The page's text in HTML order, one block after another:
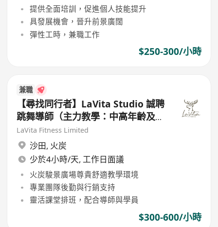
提供全面培訓，促進個人技能提升
具發展機會，晉升前景廣闊
彈性工時，兼職工作
$250-300/小時
兼職
【尋找同行者】LaVita Studio 誠聘
跳舞導師（主力教學：中高年齡及銀
髮族）
LaVita Fitness Limited
沙田, 火炭
少於4小時/天, 工作日面議
火炭駿景廣場尊貴舒適教學環境
專業團隊後勤與行銷支持
靈活課堂排班，配合導師與學員
$300-600/小時